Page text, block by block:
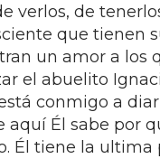
verlos, de
que tienen
un amor a los
el abuelito
conmigo a
aquí Él sabe por
Él tiene la ultima